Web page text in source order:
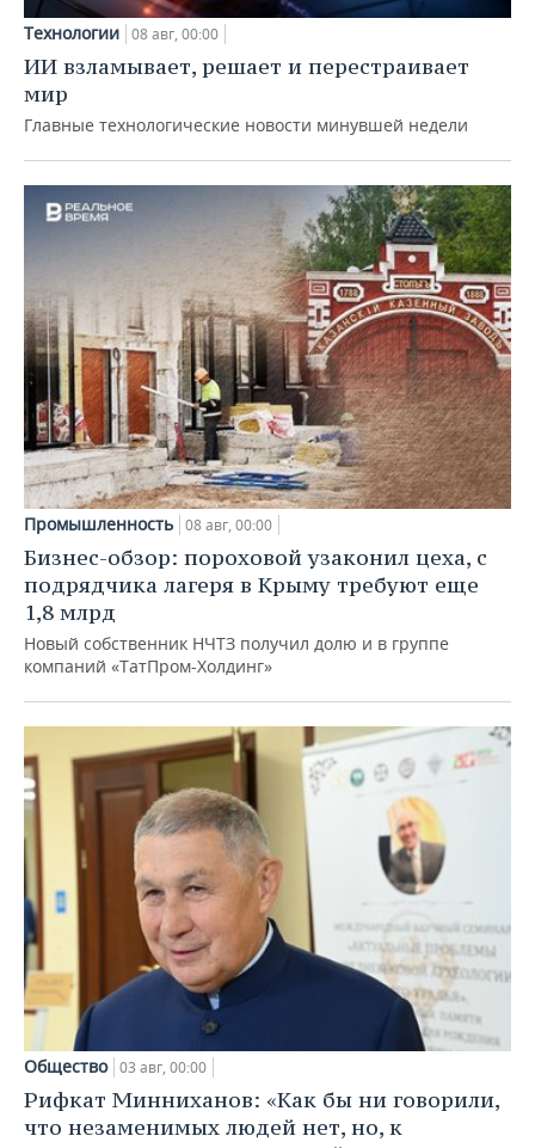
Технологии 08 авг, 00:00
ИИ взламывает, решает и перестраивает
мир
Главные технологические новости минувшей недели
Промышленность 08 авг, 00:00
Бизнес-обзор: пороховой узаконил цеха, с
подрядчика лагеря в Крыму требуют еще
1,8 млрд
Новый собственник НЧТЗ получил долю и в группе
компаний «ТатПром-Холдинг»
Общество 03 авг, 00:00
Рифкат Минниханов: «Как бы ни говорили,
что незаменимых людей нет, но, к